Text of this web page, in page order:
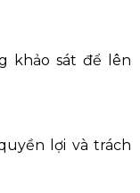
khảo sát để lên
lợi và trách